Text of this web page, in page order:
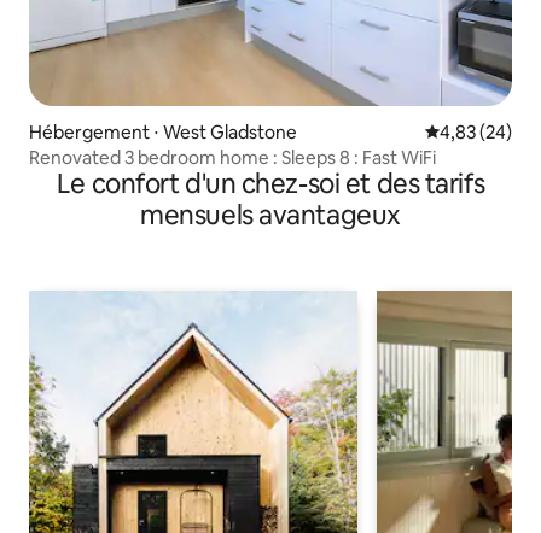
Hébergement ⋅ West Gladstone Évaluation
4,83 (24)
Renovated 3 bedroom home : Sleeps 8 : Fast WiFi
Le confort d'un chez-soi et des tarifs
mensuels avantageux